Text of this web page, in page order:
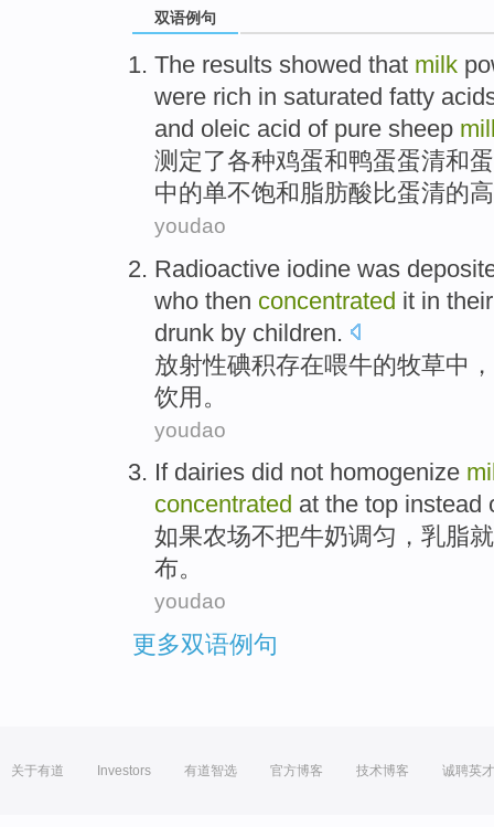
双语例句
The results showed that milk
were rich in saturated fatty
and oleic acid ofpure sheep
测定了各种鸡蛋和鸭蛋蛋清和
中的单不饱和脂肪酸比蛋清的高
youdao
Radioactive iodine was
who then concentrated it in
drunk by children.
放射性碘积存在喂牛的牧草中，
饮用 。
youdao
If dairies did not homogenize
concentrated at the top instead
如果农场不把牛奶调匀 ， 乳脂就
布。
youdao
更多双语例句
关于有道 Investors 有道智选 官方博客 技术博客 诚聘英才